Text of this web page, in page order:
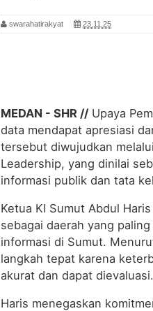
swarahatirakyat 23.11.25
MEDAN - SHR // Upaya
data mendapat apresiasi
tersebut diwujudkan
Leadership, yang dinilai
informasi publik dan tata
Ketua KI Sumut Abdul
sebagai daerah yang
informasi di Sumut.
langkah tepat karena
akurat dan dapat dievaluasi.
Haris menegaskan